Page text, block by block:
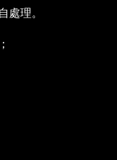
處理。